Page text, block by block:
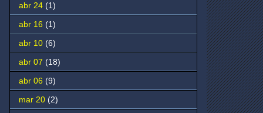
abr 24 (1)
abr 16 (1)
abr 10 (6)
abr 07 (18)
abr 06 (9)
mar 20 (2)